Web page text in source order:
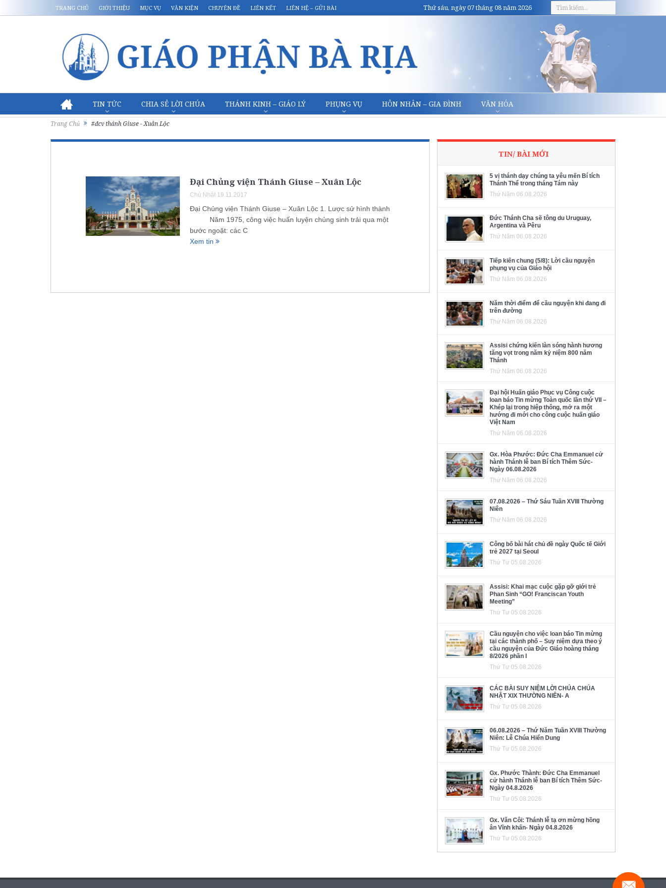
TRANG CHỦ GIỚI THIỆU MỤC VỤ VĂN KIỆN CHUYÊN ĐỀ LIÊN KẾT LIÊN HỆ – GỬI BÀI Thứ sáu, ngày 07 tháng 08 năm 2026
TIN TỨC CHIA SẺ LỜI CHÚA THÁNH KINH – GIÁO LÝ PHỤNG VỤ HÔN NHÂN – GIA ĐÌNH VĂN HÓA
Trang Chủ #đcv thánh Giuse - Xuân Lộc
Đại Chủng viện Thánh Giuse – Xuân Lộc
Chủ Nhật 19.11.2017
Đại Chủng viện Thánh Giuse – Xuân Lộc 1. Lược sử hình thành
Năm 1975, công việc huấn luyện chủng sinh trải qua một
bước ngoặt: các C
Xem tin
TIN/ BÀI MỚI
5 vị thánh dạy chúng ta yêu mến Bí tích
Thánh Thể trong tháng Tám này
Thứ Năm 06.08.2026
Đức Thánh Cha sẽ tông du Uruguay,
Argentina và Pêru
Thứ Năm 06.08.2026
Tiếp kiến chung (5/8): Lời cầu nguyện
phụng vụ của Giáo hội
Thứ Năm 06.08.2026
Năm thời điểm để cầu nguyện khi đang đi
trên đường
Thứ Năm 06.08.2026
Assisi chứng kiến làn sóng hành hương
tăng vọt trong năm kỷ niệm 800 năm
Thánh
Thứ Năm 06.08.2026
Đại hội Huấn giáo Phục vụ Công cuộc
loan báo Tin mừng Toàn quốc lần thứ VII –
Khép lại trong hiệp thông, mở ra một
hướng đi mới cho công cuộc huấn giáo
Việt Nam
Thứ Năm 06.08.2026
Gx. Hòa Phước: Đức Cha Emmanuel cử
hành Thánh lễ ban Bí tích Thêm Sức-
Ngày 06.08.2026
Thứ Năm 06.08.2026
07.08.2026 – Thứ Sáu Tuần XVIII Thường
Niên
Thứ Năm 06.08.2026
Công bố bài hát chủ đề ngày Quốc tế Giới
trẻ 2027 tại Seoul
Thứ Tư 05.08.2026
Assisi: Khai mạc cuộc gặp gỡ giới trẻ
Phan Sinh “GO! Franciscan Youth
Meeting”
Thứ Tư 05.08.2026
Cầu nguyện cho việc loan báo Tin mừng
tại các thành phố – Suy niệm dựa theo ý
cầu nguyện của Đức Giáo hoàng tháng
8/2026 phần I
Thứ Tư 05.08.2026
CÁC BÀI SUY NIỆM LỜI CHÚA CHÚA
NHẬT XIX THƯỜNG NIÊN- A
Thứ Tư 05.08.2026
06.08.2026 – Thứ Năm Tuần XVIII Thường
Niên: Lễ Chúa Hiển Dung
Thứ Tư 05.08.2026
Gx. Phước Thành: Đức Cha Emmanuel
cử hành Thánh lễ ban Bí tích Thêm Sức-
Ngày 04.8.2026
Thứ Tư 05.08.2026
Gx. Văn Côi: Thánh lễ tạ ơn mừng hồng
ân Vĩnh khấn- Ngày 04.8.2026
Thứ Tư 05.08.2026